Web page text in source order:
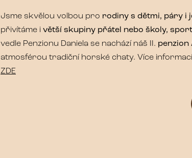
Jsme skvělou volbou pro rodiny s dětmi, páry i
přivítáme i větší skupiny přátel nebo školy,
vedle Penzionu Daniela se nachází náš II.
atmosférou tradiční horské chaty. Více
ZDE